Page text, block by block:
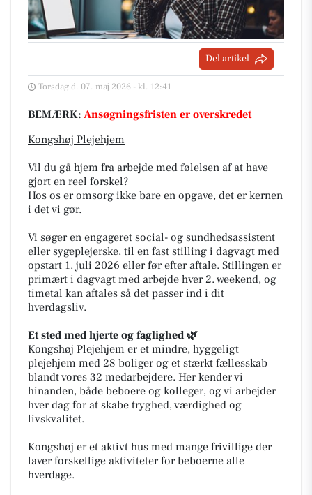
Del artikel
Torsdag d. 07. maj 2026 - kl. 12:41
BEMÆRK: Ansøgningsfristen er overskredet
Kongshøj Plejehjem
Vil du gå hjem fra arbejde med følelsen af at have
gjort en reel forskel?
Hos os er omsorg ikke bare en opgave, det er kernen
i det vi gør.
Vi søger en engageret social- og sundhedsassistent
eller sygeplejerske, til en fast stilling i dagvagt med
opstart 1. juli 2026 eller før efter aftale. Stillingen er
primært i dagvagt med arbejde hver 2. weekend, og
timetal kan aftales så det passer ind i dit
hverdagsliv.
Et sted med hjerte og faglighed 🌿
Kongshøj Plejehjem er et mindre, hyggeligt
plejehjem med 28 boliger og et stærkt fællesskab
blandt vores 32 medarbejdere. Her kender vi
hinanden, både beboere og kolleger, og vi arbejder
hver dag for at skabe tryghed, værdighed og
livskvalitet.
Kongshøj er et aktivt hus med mange frivillige der
laver forskellige aktiviteter for beboerne alle
hverdage.